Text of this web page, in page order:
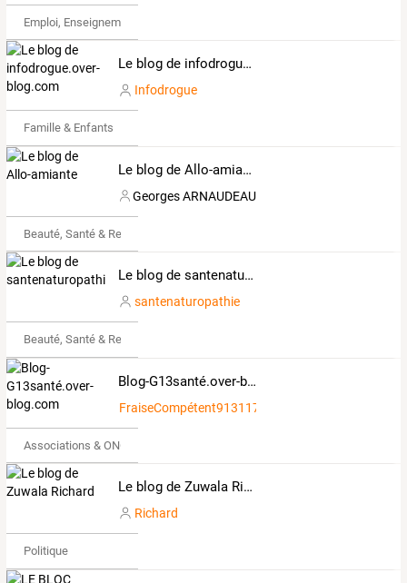
Emploi, Enseignement & Etudes
Le blog de infodrogue.over-blog.com
Infodrogue
Famille & Enfants
Le blog de Allo-amiante
Georges ARNAUDEAU
Beauté, Santé & Remise en forme
Le blog de santenaturopathie
santenaturopathie
Beauté, Santé & Remise en forme
Blog-G13santé.over-blog.com
FraiseCompétent913117
Associations & ONG
Le blog de Zuwala Richard
Richard
Politique